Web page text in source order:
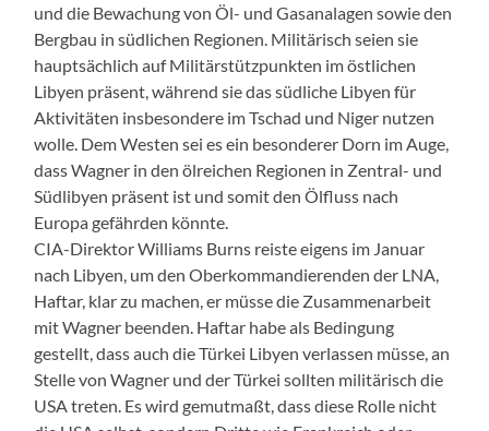
und die Bewachung von Öl- und Gasanalagen sowie den
Bergbau in südlichen Regionen. Militärisch seien sie
hauptsächlich auf Militärstützpunkten im östlichen
Libyen präsent, während sie das südliche Libyen für
Aktivitäten insbesondere im Tschad und Niger nutzen
wolle. Dem Westen sei es ein besonderer Dorn im Auge,
dass Wagner in den ölreichen Regionen in Zentral- und
Südlibyen präsent ist und somit den Ölfluss nach
Europa gefährden könnte.
CIA-Direktor Williams Burns reiste eigens im Januar
nach Libyen, um den Oberkommandierenden der LNA,
Haftar, klar zu machen, er müsse die Zusammenarbeit
mit Wagner beenden. Haftar habe als Bedingung
gestellt, dass auch die Türkei Libyen verlassen müsse, an
Stelle von Wagner und der Türkei sollten militärisch die
USA treten. Es wird gemutmaßt, dass diese Rolle nicht